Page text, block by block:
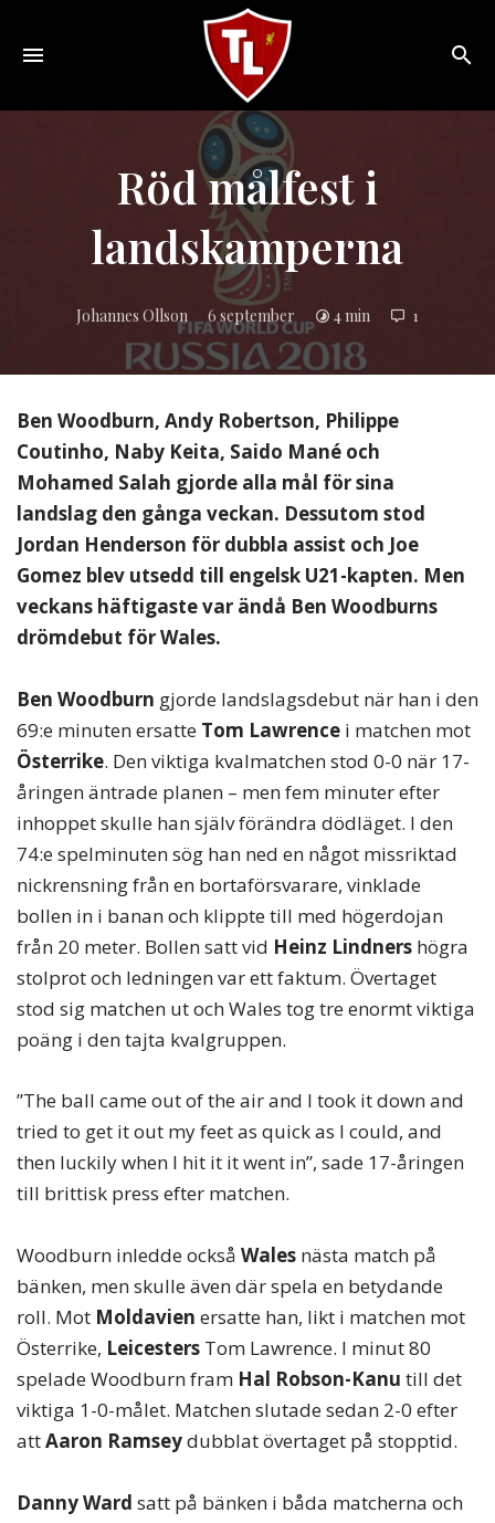
Sveriges
största
Liverpool
online
magazine!
Röd målfest i
landskamperna
Johannes Ollson 6 september 4 min 1
Ben Woodburn, Andy Robertson, Philippe
Coutinho, Naby Keita, Saido Mané och
Mohamed Salah gjorde alla mål för sina
landslag den gånga veckan. Dessutom stod
Jordan Henderson för dubbla assist och Joe
Gomez blev utsedd till engelsk U21-kapten. Men
veckans häftigaste var ändå Ben Woodburns
drömdebut för Wales.
Ben Woodburn gjorde landslagsdebut när han i den
69:e minuten ersatte Tom Lawrence i matchen mot
Österrike. Den viktiga kvalmatchen stod 0-0 när 17-
åringen äntrade planen – men fem minuter efter
inhoppet skulle han själv förändra dödläget. I den
74:e spelminuten sög han ned en något missriktad
nickrensning från en bortaförsvarare, vinklade
bollen in i banan och klippte till med högerdojan
från 20 meter. Bollen satt vid Heinz Lindners högra
stolprot och ledningen var ett faktum. Övertaget
stod sig matchen ut och Wales tog tre enormt viktiga
poäng i den tajta kvalgruppen.
”The ball came out of the air and I took it down and
tried to get it out my feet as quick as I could, and
then luckily when I hit it it went in”, sade 17-åringen
till brittisk press efter matchen.
Woodburn inledde också Wales nästa match på
bänken, men skulle även där spela en betydande
roll. Mot Moldavien ersatte han, likt i matchen mot
Österrike, Leicesters Tom Lawrence. I minut 80
spelade Woodburn fram Hal Robson-Kanu till det
viktiga 1-0-målet. Matchen slutade sedan 2-0 efter
attAaron Ramseydubblat övertaget på stopptid.
Danny Ward satt på bänken i båda matcherna och